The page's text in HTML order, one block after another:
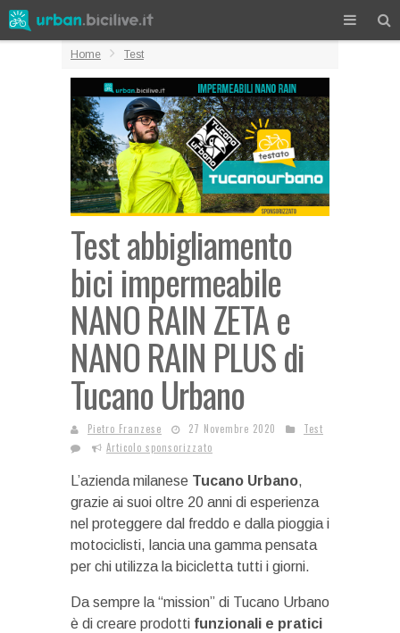
Home Test
Test abbigliamento
bici impermeabile
NANO RAIN ZETA e
NANO RAIN PLUS di
Tucano Urbano
Pietro Franzese 27 Novembre 2020
Test
Articolo sponsorizzato
L’azienda milanese Tucano Urbano,
grazie ai suoi oltre 20 anni di esperienza
nel proteggere dal freddo e dalla pioggia i
motociclisti, lancia una gamma pensata
per chi utilizza la bicicletta tutti i giorni.
Da sempre la “mission” di Tucano Urbano
è di creare prodotti funzionali e pratici